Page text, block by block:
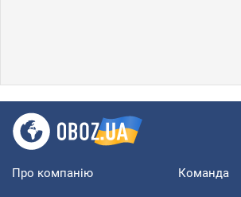
Про компанію Команда